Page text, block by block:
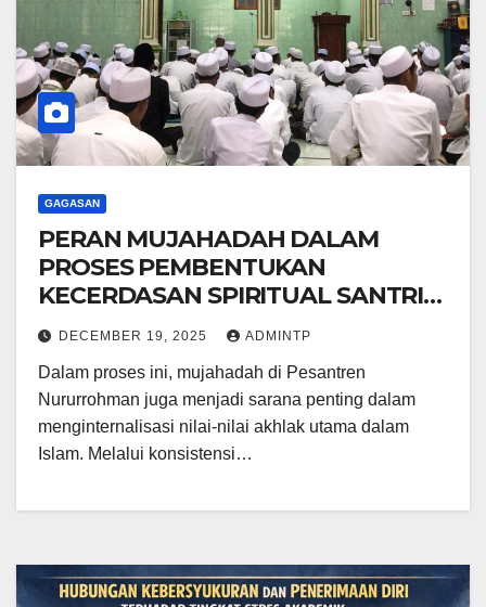
GAGASAN
PERAN MUJAHADAH DALAM
PROSES PEMBENTUKAN
KECERDASAN SPIRITUAL SANTRI
PONDOK PESANTREN
NURURROHMAN (BANYUMAS)
DECEMBER 19, 2025 ADMINTP
Dalam proses ini, mujahadah di Pesantren
Nururrohman juga menjadi sarana penting dalam
menginternalisasi nilai-nilai akhlak utama dalam
Islam. Melalui konsistensi…